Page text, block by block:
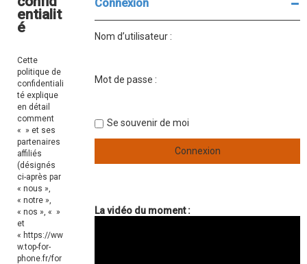
c
entialit
é
Cette
politique de
confidentiali
té explique
en détail
comment
« » et ses
partenaires
affiliés
(désignés
ci-après par
« nous »,
« notre »,
« nos », « »
et
« https://ww
w.top-for-
phone.fr/for
h
h
Connexion
Nom d’utilisateur :
Mot de passe :
Se souvenir de moi
La vidéo du moment :